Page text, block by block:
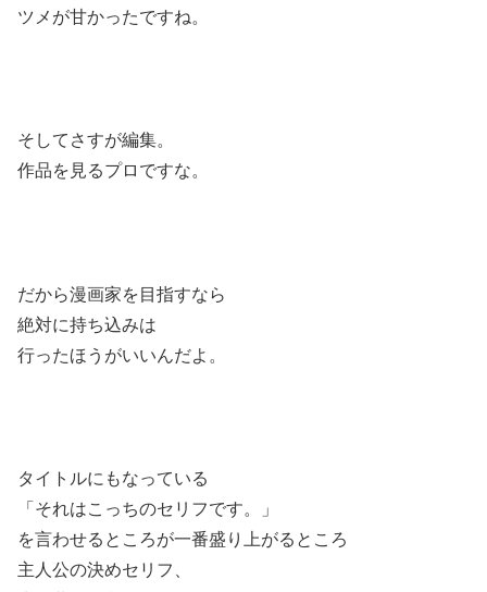
ツメが甘かったですね。
そしてさすが編集。
作品を見るプロですな。
だから漫画家を目指すなら
絶対に持ち込みは
行ったほうがいいんだよ。
タイトルにもなっている
「それはこっちのセリフです。」
を言わせるところが一番盛り上がるところ
主人公の決めセリフ、